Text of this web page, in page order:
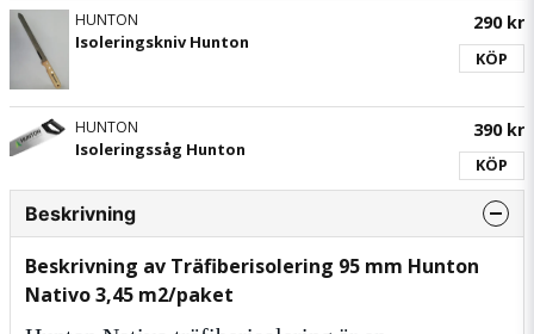
HUNTON
Isoleringskniv Hunton
290 kr
KÖP
HUNTON
Isoleringssåg Hunton
390 kr
KÖP
Beskrivning
Beskrivning av Träfiberisolering 95 mm Hunton
Nativo 3,45 m2/paket